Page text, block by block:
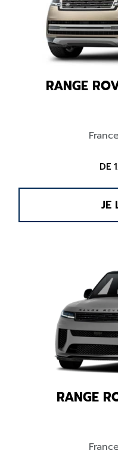
RANGE
DE
JE
RANGE